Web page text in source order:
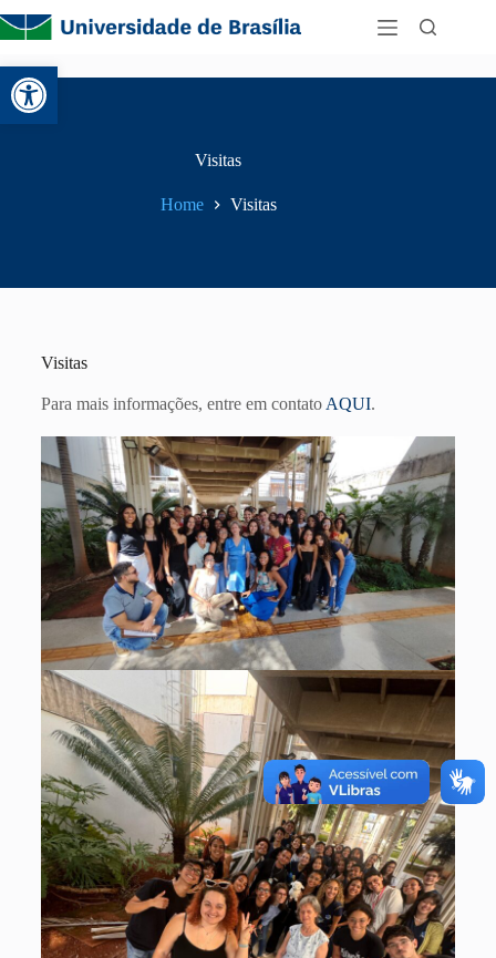
Abrir a barra de ferramentas
Visitas
Home Visitas
Visitas
Para mais informações, entre em contato AQUI.